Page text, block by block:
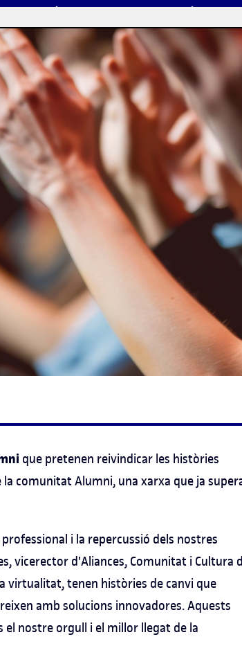
que pretenen reivindicar les històries
comunitat Alumni, una xarxa que ja
i la repercussió dels nostres
vicerector d'Aliances, Comunitat i Cultura
virtualitat, tenen històries de canvi que
amb solucions innovadores. Aquests
el nostre orgull i el millor llegat de la